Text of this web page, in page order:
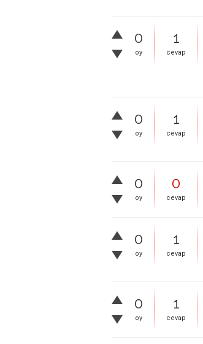
0
oy
1
cevap
0
oy
1
cevap
0
oy
0
cevap
0
oy
1
cevap
0
oy
1
cevap